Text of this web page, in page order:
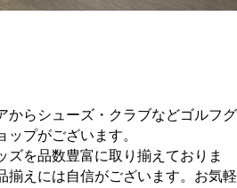
からシューズ・クラブなどゴルフグ
ップがございます。
ズを品数豊富に取り揃えておりま
揃えには自信がございます。お気軽